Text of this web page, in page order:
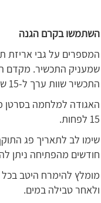
השתמשו בקרם הגנה
המספרים על גבי אריזת
התכשיר שוות ערך ל-15 שעות ללא קרם הגנה.
האגודה למלחמה בסרטן
15 לפחות.
שימו לב לתאריך פג
חודשים מהפתיחה ניתן
מומלץ להימרח היטב
ולאחר טבילה במים.